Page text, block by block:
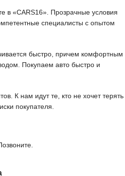
в «CARS16». Прозрачные условия
специалисты с опытом
быстро, причем комфортным
Покупаем авто быстро и
К нам идут те, кто не хочет терять
покупателя.